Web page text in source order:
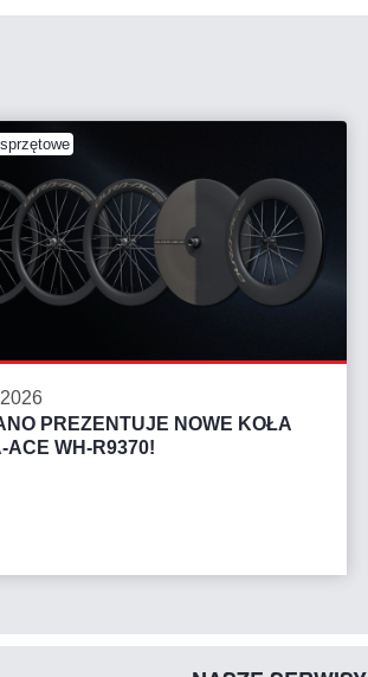
PREZENTUJE NOWE KOŁA
ACE WH-R9370!